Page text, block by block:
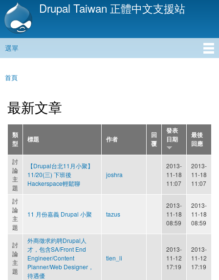
移
內
Drupal Taiwan 正體中文支援站
主選單
選單
您在這裡
首頁
最新文章
類
型
標題 作者
回
覆
發表
日期
最後
回應
討
論
主
題
【Drupal台北11月小聚】
11/20(三) 下班後
Hackerspace輕鬆聊
joshra
2013-
11-18
11:07
2013-
11-18
11:07
討
論
主
題
11 月份嘉義 Drupal 小聚 tazus
2013-
11-18
08:59
2013-
11-18
08:59
討
論
主
題
外商徵求約聘Drupal人
才，包含SA/Front End
Engineer/Content
Planner/Web Designer，
待遇優
tien_li
2013-
11-12
17:19
2013-
11-12
17:19